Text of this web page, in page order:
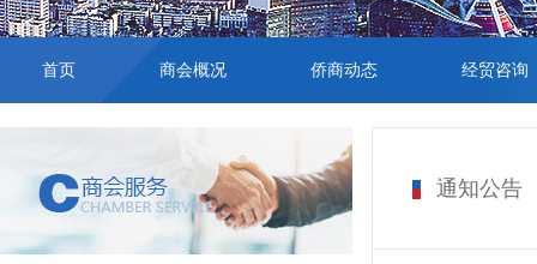
首页 商会概况 侨商动态 经贸咨询
通知公告